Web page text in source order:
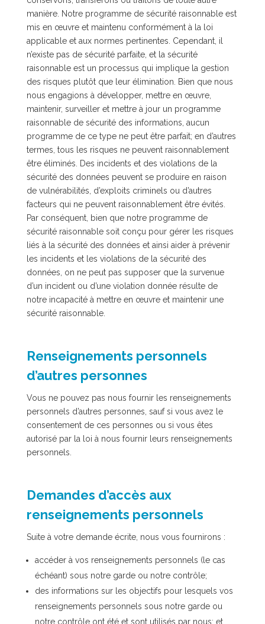
manière. Notre programme de sécurité raisonnable est
mis en œuvre et maintenu conformément à la loi
applicable et aux normes pertinentes. Cependant, il
n’existe pas de sécurité parfaite, et la sécurité
raisonnable est un processus qui implique la gestion
des risques plutôt que leur élimination. Bien que nous
nous engagions à développer, mettre en œuvre,
maintenir, surveiller et mettre à jour un programme
raisonnable de sécurité des informations, aucun
programme de ce type ne peut être parfait; en d’autres
termes, tous les risques ne peuvent raisonnablement
être éliminés. Des incidents et des violations de la
sécurité des données peuvent se produire en raison
de vulnérabilités, d’exploits criminels ou d’autres
facteurs qui ne peuvent raisonnablement être évités.
Par conséquent, bien que notre programme de
sécurité raisonnable soit conçu pour gérer les risques
liés à la sécurité des données et ainsi aider à prévenir
les incidents et les violations de la sécurité des
données, on ne peut pas supposer que la survenue
d’un incident ou d’une violation donnée résulte de
notre incapacité à mettre en œuvre et maintenir une
sécurité raisonnable.
Renseignements personnels
d’autres personnes
Vous ne pouvez pas nous fournir les renseignements
personnels d’autres personnes, sauf si vous avez le
consentement de ces personnes ou si vous êtes
autorisé par la loi à nous fournir leurs renseignements
personnels.
Demandes d’accès aux
renseignements personnels
Suite à votre demande écrite, nous vous fournirons :
accéder à vos renseignements personnels (le cas
échéant) sous notre garde ou notre contrôle;
des informations sur les objectifs pour lesquels vos
renseignements personnels sous notre garde ou
notre contrôle ont été et sont utilisés par nous; et